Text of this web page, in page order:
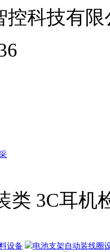
控科技有限
类 3C耳机
设备
电池支架自动装线圈